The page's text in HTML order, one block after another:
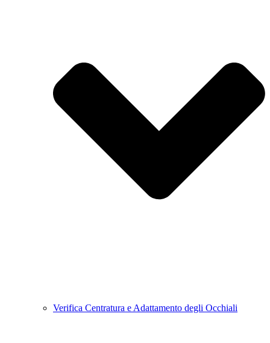
Verifica Centratura e Adattamento degli Occhiali